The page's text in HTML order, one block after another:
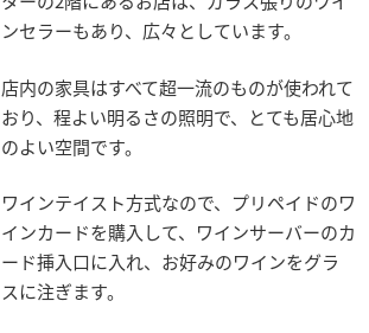
ンセラーもあり、広々としています。
店内の家具はすべて超一流のものが使われて
おり、程よい明るさの照明で、とても居心地
のよい空間です。
ワインテイスト方式なので、プリペイドのワ
インカードを購入して、ワインサーバーのカ
ード挿入口に入れ、お好みのワインをグラ
スに注ぎます。